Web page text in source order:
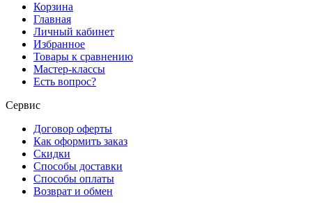
Корзина
Главная
Личный кабинет
Избранное
Товары к сравнению
Мастер-классы
Есть вопрос?
Сервис
Договор оферты
Как оформить заказ
Скидки
Способы доставки
Способы оплаты
Возврат и обмен